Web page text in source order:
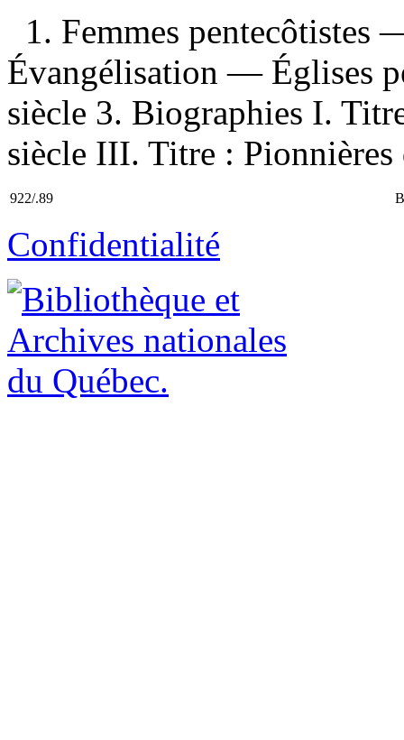
1. Femmes
Évangélisation — Églises
siècle 3. Biographies I.
siècle III. Titre :
922/.89
Confidentialité